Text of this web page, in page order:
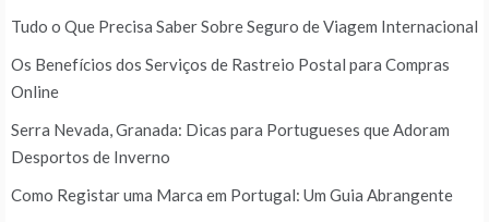
Tudo o Que Precisa Saber Sobre Seguro de Viagem Internacional
Os Benefícios dos Serviços de Rastreio Postal para Compras
Online
Serra Nevada, Granada: Dicas para Portugueses que Adoram
Desportos de Inverno
Como Registar uma Marca em Portugal: Um Guia Abrangente